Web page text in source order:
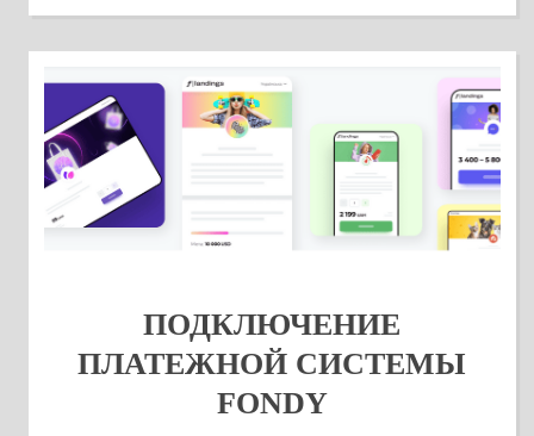
ПОДКЛЮЧЕНИЕ
ПЛАТЕЖНОЙ СИСТЕМЫ
FONDY